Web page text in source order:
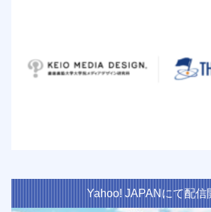
Yahoo! JAPANにて配信